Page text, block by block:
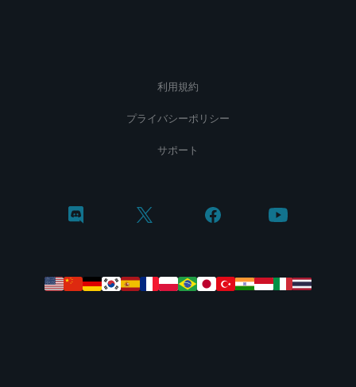
利用規約
プライバシーポリシー
サポート